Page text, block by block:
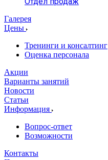
Галерея
Цены
Тренинги и консалтинг
Оценка персонала
Акции
Варианты занятий
Новости
Статьи
Информация
Вопрос-ответ
Возможности
Контакты